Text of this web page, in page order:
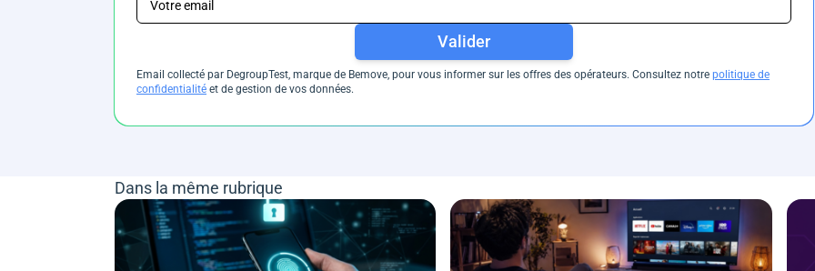
Valider
Email collecté par DegroupTest, marque de Bemove, pour vous informer sur les offres des opérateurs. Consultez notre politique de
confidentialité et de gestion de vos données.
Dans la même rubrique